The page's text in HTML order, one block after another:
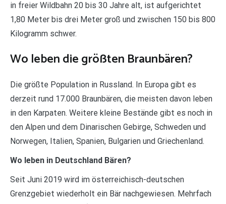
in freier Wildbahn 20 bis 30 Jahre alt, ist aufgerichtet
1,80 Meter bis drei Meter groß und zwischen 150 bis 800
Kilogramm schwer.
Wo leben die größten Braunbären?
Die größte Population in Russland. In Europa gibt es
derzeit rund 17.000 Braunbären, die meisten davon leben
in den Karpaten. Weitere kleine Bestände gibt es noch in
den Alpen und dem Dinarischen Gebirge, Schweden und
Norwegen, Italien, Spanien, Bulgarien und Griechenland.
Wo leben in Deutschland Bären?
Seit Juni 2019 wird im österreichisch-deutschen
Grenzgebiet wiederholt ein Bär nachgewiesen. Mehrfach